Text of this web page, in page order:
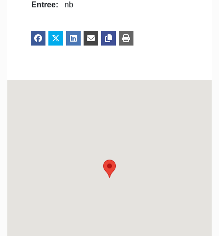
Entree:
nb